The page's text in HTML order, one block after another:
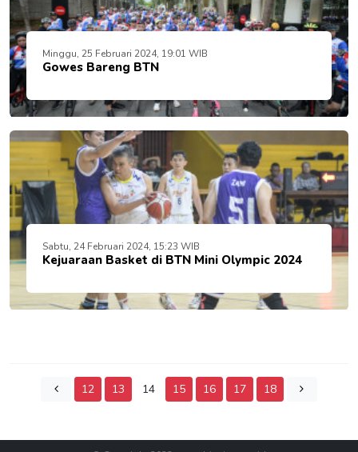
Minggu, 25 Februari 2024, 19:01 WIB
Gowes Bareng BTN
Sabtu, 24 Februari 2024, 15:23 WIB
Kejuaraan Basket di BTN Mini Olympic 2024
12 13 14 15 16 17 18